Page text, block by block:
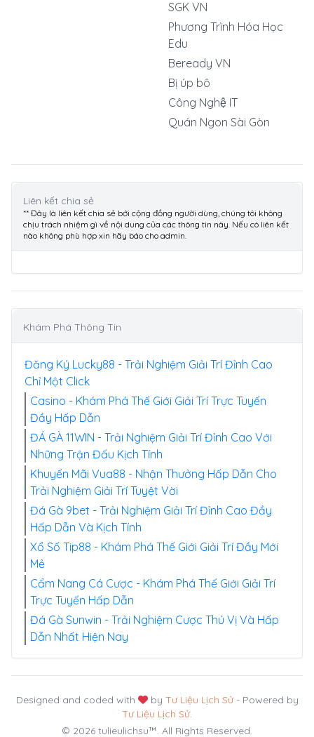
SGK VN
Phương Trình Hóa Học
Edu
Beready VN
Bị úp bô
Công Nghệ IT
Quán Ngon Sài Gòn
Liên kết chia sẻ
** Đây là liên kết chia sẻ bới cộng đồng người dùng, chúng tôi không
chịu trách nhiệm gì về nội dung của các thông tin này. Nếu có liên kết
nào không phù hợp xin hãy báo cho admin.
Khám Phá Thông Tin
Đăng Ký Lucky88 - Trải Nghiệm Giải Trí Đỉnh Cao
Chỉ Một Click
Casino - Khám Phá Thế Giới Giải Trí Trực Tuyến
Đầy Hấp Dẫn
ĐÁ GÀ 11WIN - Trải Nghiệm Giải Trí Đỉnh Cao Với
Những Trận Đấu Kịch Tính
Khuyến Mãi Vua88 - Nhận Thưởng Hấp Dẫn Cho
Trải Nghiệm Giải Trí Tuyệt Vời
Đá Gà 9bet - Trải Nghiệm Giải Trí Đỉnh Cao Đầy
Hấp Dẫn Và Kịch Tính
Xổ Số Tip88 - Khám Phá Thế Giới Giải Trí Đầy Mới
Mẻ
Cẩm Nang Cá Cược - Khám Phá Thế Giới Giải Trí
Trực Tuyến Hấp Dẫn
Đá Gà Sunwin - Trải Nghiệm Cược Thú Vị Và Hấp
Dẫn Nhất Hiện Nay
Designed and coded with by Tư Liệu Lịch Sử- Powered by
Tư Liệu Lịch Sử.
© 2026 tulieulichsu™. All Rights Reserved.